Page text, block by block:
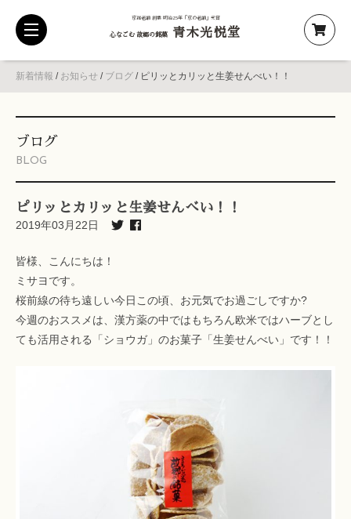
京都老舗 創業 明治25年「京の老舗」受賞
心なごむ 故郷の銘菓 青木光悦堂
toggle
navigation
新着情報 / お知らせ / ブログ / ピリッとカリッと生姜せんべい！！
ブログ
BLOG
ピリッとカリッと生姜せんべい！！
2019年03月22日
皆様、こんにちは！
ミサヨです。
桜前線の待ち遠しい今日この頃、お元気でお過ごしですか?
今週のおススメは、漢方薬の中ではもちろん欧米ではハーブとし
ても活用される「ショウガ」のお菓子「生姜せんべい」です！！